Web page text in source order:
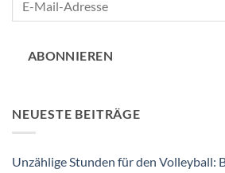
ABONNIEREN
NEUESTE BEITRÄGE
Unzählige Stunden für den Volleyball: